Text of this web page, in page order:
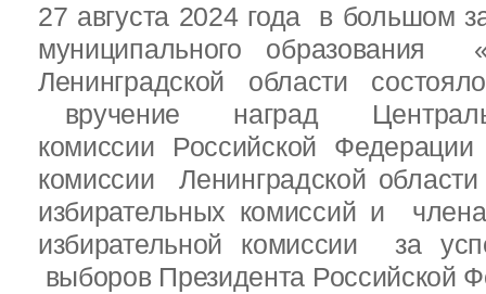
27 августа 2024 года в большом
муниципального образования
Ленинградской области
вручение наград
комиссии Российской
комиссии Ленинградской
избирательных комиссий и
избирательной комиссии за
выборов Президента Российской